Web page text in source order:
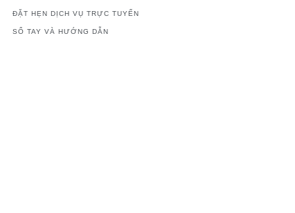
ĐẶT HẸN DỊCH VỤ TRỰC TUYẾN
SỔ TAY VÀ HƯỚNG DẪN